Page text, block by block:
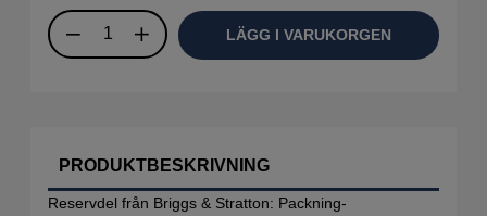
LÄGG I VARUKORGEN
PRODUKTBESKRIVNING
Reservdel från Briggs & Stratton: Packning-